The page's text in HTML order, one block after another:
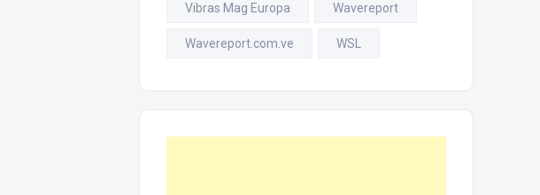
Vibras Mag Europa Wavereport
Wavereport.com.ve WSL